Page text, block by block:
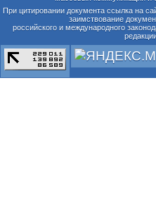
При цитировании документа ссылка на
заимствование
российского и международного